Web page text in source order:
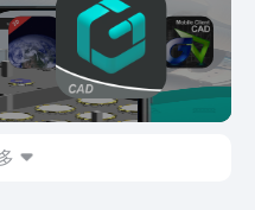
3.装修家具图块：只能选
块，即可完成门窗、桌椅
提高效率；4.CAD测量：
面积测量等功能。5.CAD
图纸中的图层进行管理，
便。【CAD图纸】超多类
件，一键收藏下载，提高